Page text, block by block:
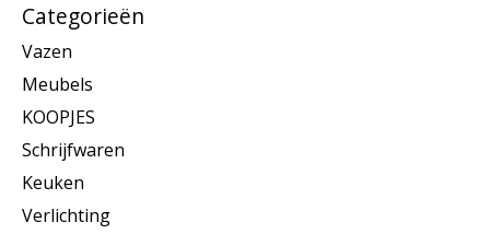
Categorieën
Vazen
Meubels
KOOPJES
Schrijfwaren
Keuken
Verlichting